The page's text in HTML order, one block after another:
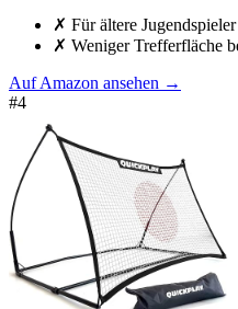
✗ Für ältere
✗ Weniger Trefferfläche
Auf Amazon ansehen →
#4